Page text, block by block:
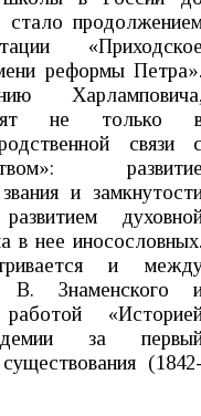
стало
реформы
не только
связи
и
в нее
и
В. Знаменского
за